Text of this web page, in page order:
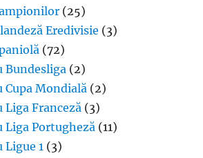
(25)
Eredivisie (3)
(72)
Bundesliga (2)
Cupa Mondială (2)
Franceză (3)
Liga Portugheză (11)
Ligue 1 (3)